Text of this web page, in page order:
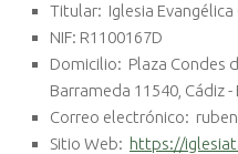
Titular: Iglesia
NIF: R1100167D
Domicilio: Plaza Condes
Barrameda 11540, Cádiz -
Correo electrónico:
Sitio Web: https://